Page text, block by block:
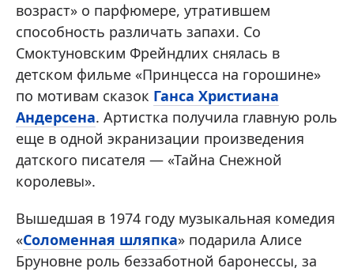
возраст» о парфюмере, утратившем
способность различать запахи. Со
Смоктуновским Фрейндлих снялась в
детском фильме «Принцесса на горошине»
по мотивам сказок Ганса Христиана
Андерсена. Артистка получила главную роль
еще в одной экранизации произведения
датского писателя — «Тайна Снежной
королевы».
Вышедшая в 1974 году музыкальная комедия
«Соломенная шляпка» подарила Алисе
Бруновне роль беззаботной баронессы, за